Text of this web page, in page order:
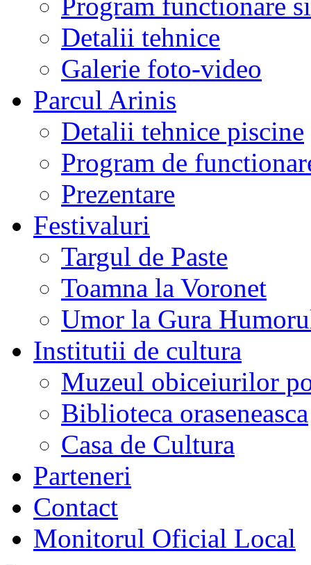
Detalii tehnice
Galerie foto-video
Parcul Arinis
Detalii tehnice piscine
Program de
Prezentare
Festivaluri
Targul de Paste
Toamna la Voronet
Umor la Gura
Institutii de cultura
Muzeul obiceiurilor
Biblioteca oraseneasca
Casa de Cultura
Parteneri
Contact
Monitorul Oficial Local